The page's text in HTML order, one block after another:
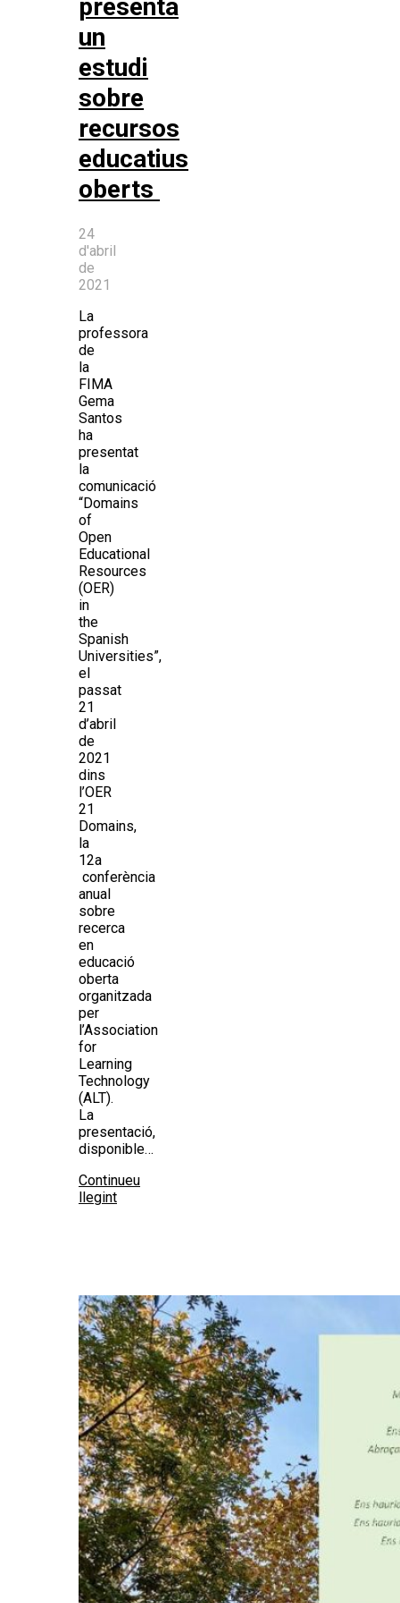
presenta
un
estudi
sobre
recursos
educatius
oberts
24
d'abril
de
2021
La
professora
de
la
FIMA
Gema
Santos
ha
presentat
la
comunicació
“Domains
of
Open
Educational
Resources
(OER)
in
the
Spanish
Universities”,
el
passat
21
d’abril
de
2021
dins
l’OER
21
Domains,
la
12a
conferència
anual
sobre
recerca
en
educació
oberta
organitzada
per
l’Association
for
Learning
Technology
(ALT).
La
presentació,
disponible…
Continueu
llegint